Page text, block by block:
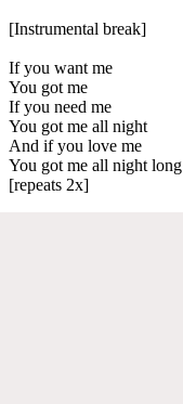
[Instrumental break]
If you want me
You got me
If you need me
You got me all night
And if you love me
You got me all night long
[repeats 2x]